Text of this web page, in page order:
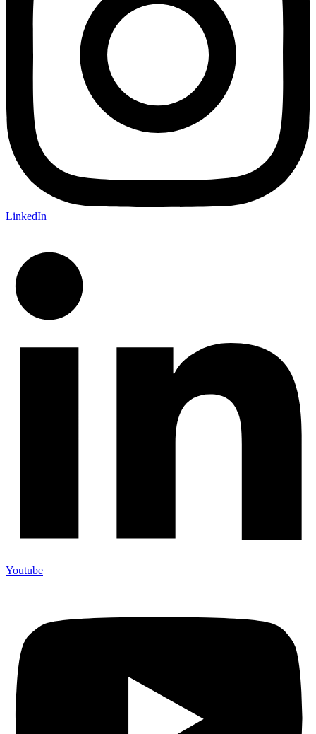
LinkedIn
Youtube